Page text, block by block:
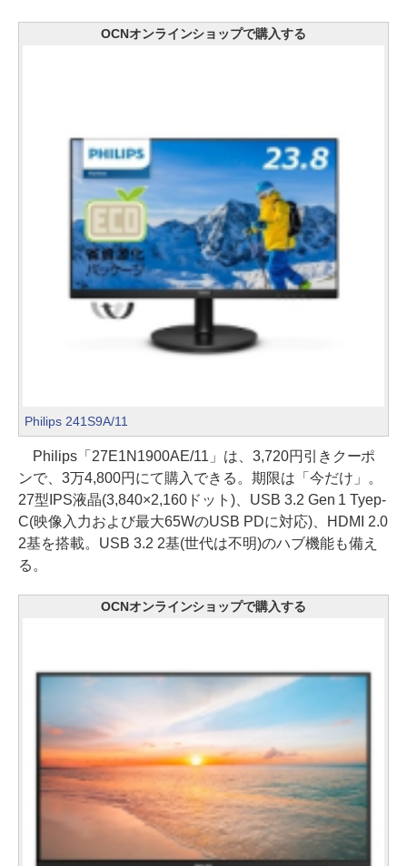
OCNオンラインショップで購入する
Philips 241S9A/11
Philips「27E1N1900AE/11」は、3,720円引きクーポ
ンで、3万4,800円にて購入できる。期限は「今だけ」。
27型IPS液晶(3,840×2,160ドット)、USB 3.2 Gen 1 Tyep-
C(映像入力および最大65WのUSB PDに対応)、HDMI 2.0
2基を搭載。USB 3.2 2基(世代は不明)のハブ機能も備え
る。
OCNオンラインショップで購入する